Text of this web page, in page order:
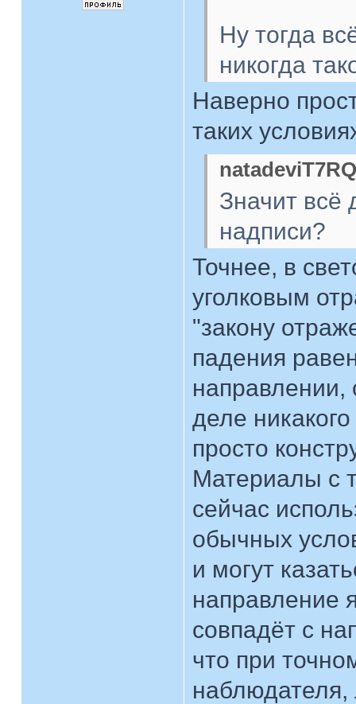
Ну тогда
никогда
Наверно
таких
Значит всё
надписи?
Точнее, в
уголковым
"закону
падения
направлении,
деле
просто
Материалы с
сейчас
обычных
и могут
направление
совпадёт с
что при
наблюдателя,